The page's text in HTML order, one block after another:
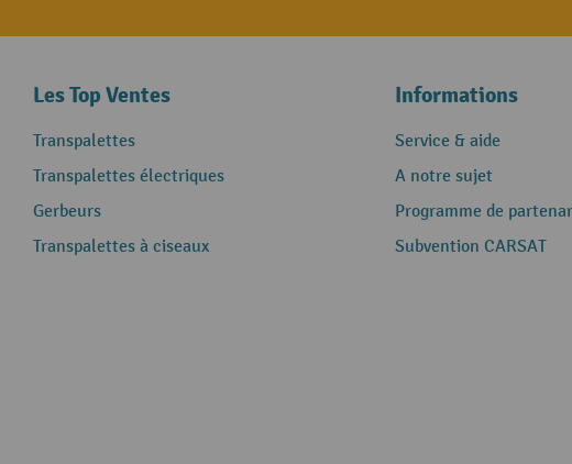
Les Top Ventes
Transpalettes
Transpalettes électriques
Gerbeurs
Transpalettes à ciseaux
Informations
Service & aide
A notre sujet
Programme de
Subvention CARSAT